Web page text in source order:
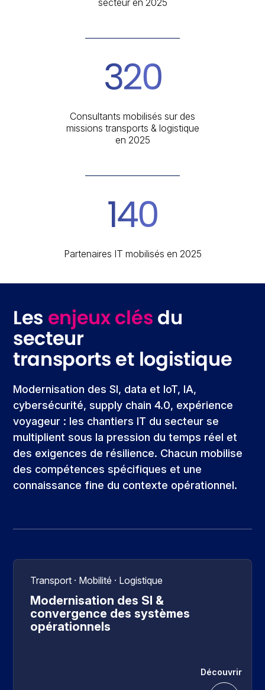
secteur en 2025
320
Consultants mobilisés sur des
missions transports & logistique
en 2025
140
Partenaires IT mobilisés en 2025
Les enjeux clés du
secteur
transports et logistique
Modernisation des SI, data et IoT, IA,
cybersécurité, supply chain 4.0, expérience
voyageur : les chantiers IT du secteur se
multiplient sous la pression du temps réel et
des exigences de résilience. Chacun mobilise
des compétences spécifiques et une
connaissance fine du contexte opérationnel.
Transport · Mobilité · Logistique
Modernisation des SI &
convergence des systèmes
opérationnels
Découvrir